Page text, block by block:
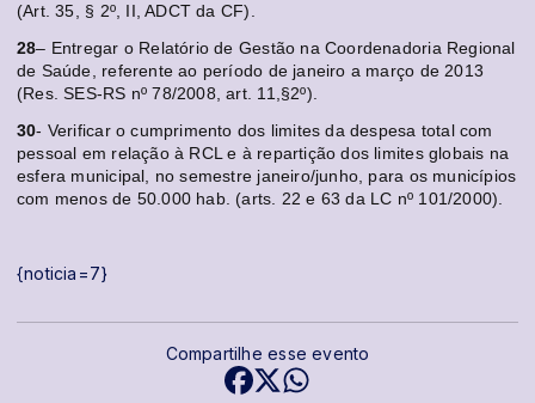
(Art. 35, § 2º, II, ADCT da CF).
28– Entregar o Relatório de Gestão na Coordenadoria Regional
de Saúde, referente ao período de janeiro a março de 2013
(Res. SES-RS nº 78/2008, art. 11,§2º).
30- Verificar o cumprimento dos limites da despesa total com
pessoal em relação à RCL e à repartição dos limites globais na
esfera municipal, no semestre janeiro/junho, para os municípios
com menos de 50.000 hab. (arts. 22 e 63 da LC nº 101/2000).
{noticia=7}
Compartilhe esse evento